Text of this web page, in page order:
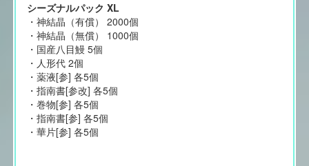
シーズナルパック XL
・神結晶（有償） 2000個
・神結晶（無償） 1000個
・国産八目鰻 5個
・人形代 2個
・薬液[参] 各5個
・指南書[参改] 各5個
・巻物[参] 各5個
・指南書[参] 各5個
・華片[参] 各5個